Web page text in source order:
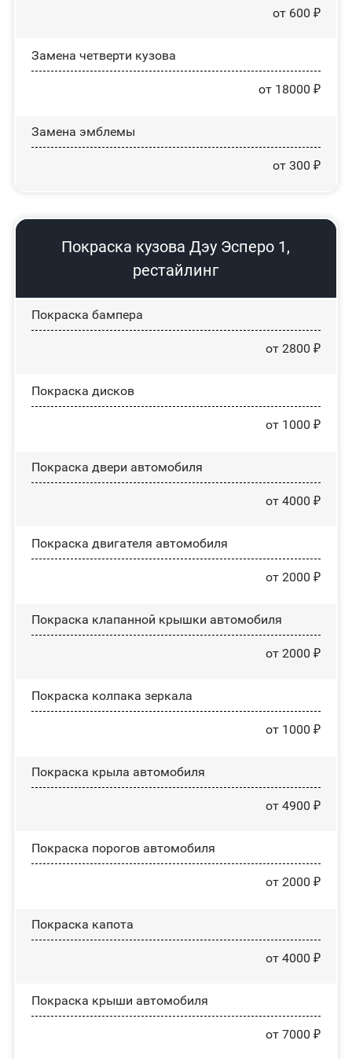
от 600 ₽
Замена четверти кузова
от 18000 ₽
Замена эмблемы
от 300 ₽
Покраска кузова Дэу Эсперо 1,
рестайлинг
Покраска бампера
от 2800 ₽
Покраска дисков
от 1000 ₽
Покраска двери автомобиля
от 4000 ₽
Покраска двигателя автомобиля
от 2000 ₽
Покраска клапанной крышки автомобиля
от 2000 ₽
Покраска колпака зеркала
от 1000 ₽
Покраска крыла автомобиля
от 4900 ₽
Покраска порогов автомобиля
от 2000 ₽
Покраска капота
от 4000 ₽
Покраска крыши автомобиля
от 7000 ₽